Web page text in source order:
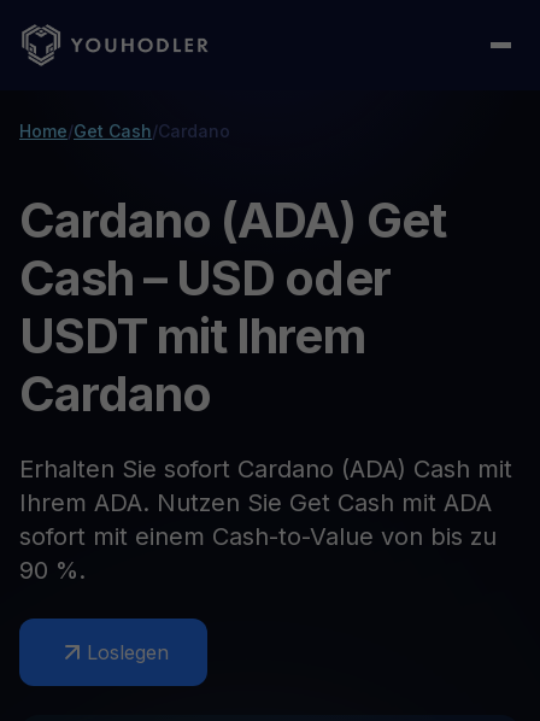
Home/Get Cash/Cardano
Cardano (ADA) Get
Cash – USD oder
USDT mit Ihrem
Cardano
Erhalten Sie sofort Cardano (ADA) Cash mit
Ihrem ADA. Nutzen Sie Get Cash mit ADA
sofort mit einem Cash-to-Value von bis zu
90 %.
Loslegen